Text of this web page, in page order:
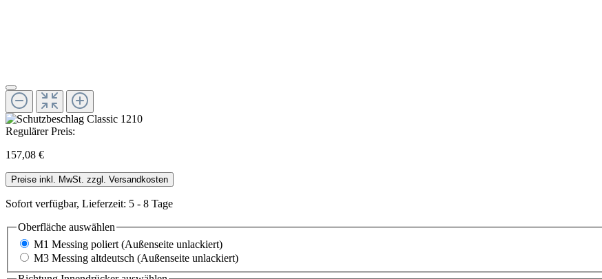
Regulärer Preis:
157,08 €
Preise inkl. MwSt. zzgl. Versandkosten
Sofort verfügbar, Lieferzeit: 5 - 8 Tage
Oberfläche auswählen
M1 Messing poliert (Außenseite unlackiert)
M3 Messing altdeutsch (Außenseite unlackiert)